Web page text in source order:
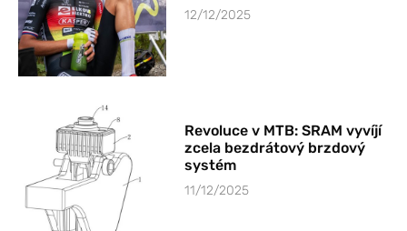
12/12/2025
Revoluce v MTB: SRAM vyvíjí
zcela bezdrátový brzdový
systém
11/12/2025